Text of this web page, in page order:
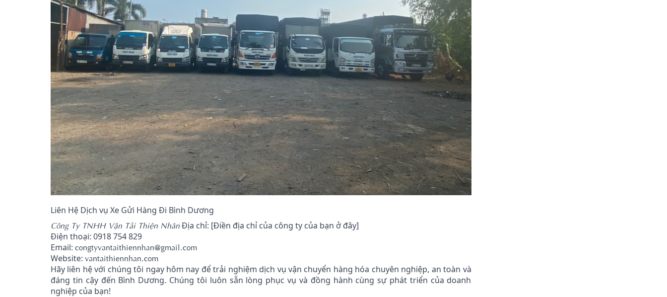
Liên Hệ Dịch vụ Xe Gửi Hàng Đi Bình Dương
Công Ty TNHH Vận Tải Thiện NhânĐịa chỉ: [Điền địa chỉ của công ty của bạn ở đây]
Điện thoại: 0918 754 829
Email: congtyvantaithiennhan@gmail.com
Website: vantaithiennhan.com
Hãy liên hệ với chúng tôi ngay hôm nay để trải nghiệm dịch vụ vận chuyển hàng hóa chuyên nghiệp, an toàn và
đáng tin cậy đến Bình Dương. Chúng tôi luôn sẵn lòng phục vụ và đồng hành cùng sự phát triển của doanh
nghiệp của bạn!